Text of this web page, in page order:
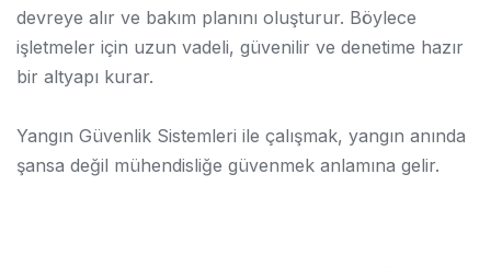
devreye alır ve bakım planını oluşturur. Böylece
işletmeler için uzun vadeli, güvenilir ve denetime hazır
bir altyapı kurar.
Yangın Güvenlik Sistemleri ile çalışmak, yangın anında
şansa değil mühendisliğe güvenmek anlamına gelir.